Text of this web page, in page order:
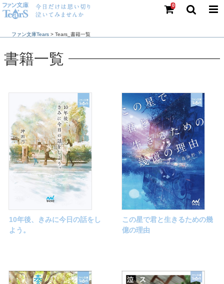
ファン文庫Tears >
0
書籍一覧
10年後、きみに今日の話をし
よう。
この星で君と生きるための幾
億の理由